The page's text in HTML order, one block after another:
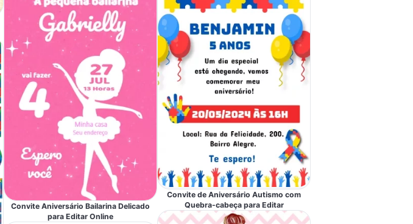
Convite Aniversário Bailarina Delicado
para Editar Online
Convite de Aniversário Autismo com
Quebra-cabeça para Editar